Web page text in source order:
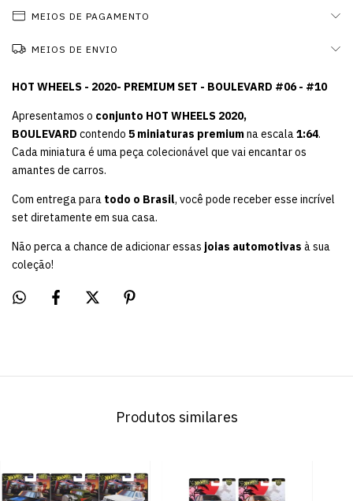
MEIOS DE PAGAMENTO
MEIOS DE ENVIO
HOT WHEELS - 2020- PREMIUM SET - BOULEVARD #06 - #10
Apresentamos o conjunto HOT WHEELS 2020,
BOULEVARD contendo 5 miniaturas premiumna escala1:64.
Cada miniatura é uma peça colecionável que vai encantar os
amantes de carros.
Com entrega para todo o Brasil, você pode receber esse incrível
set diretamente em sua casa.
Não perca a chance de adicionar essas joias automotivas à sua
coleção!
Produtos similares